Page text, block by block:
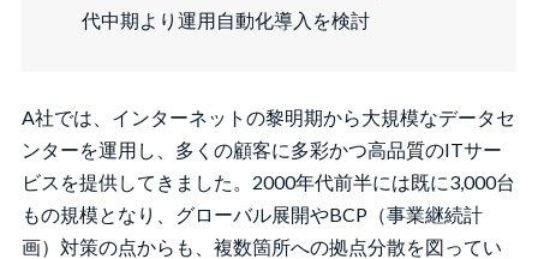
代中期より運用自動化導入を検討
A社では、インターネットの黎明期から大規模なデータセ
ンターを運用し、多くの顧客に多彩かつ高品質のITサー
ビスを提供してきました。2000年代前半には既に3,000台
もの規模となり、グローバル展開やBCP（事業継続計
画）対策の点からも、複数箇所への拠点分散を図ってい